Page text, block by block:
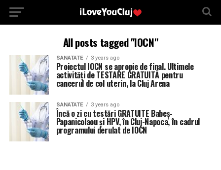
All posts tagged "IOCN"
SANATATE 3 years ago
Proiectul IOCN se apropie de final. Ultimele
activități de TESTARE GRATUITĂ pentru
cancerul de col uterin, la Cluj Arena
SANATATE 3 years ago
Încă o zi cu testări GRATUITE Babeș-
Papanicolaou și HPV, în Cluj-Napoca, în cadrul
programului derulat de IOCN